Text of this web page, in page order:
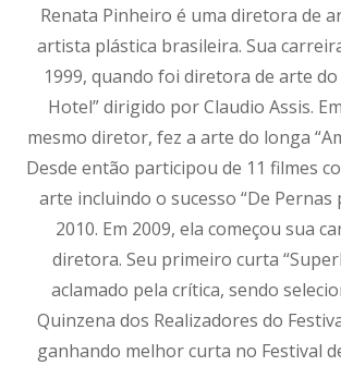
Renata Pinheiro é uma diretora de
artista plástica brasileira. Sua
1999, quando foi diretora de arte do
Hotel” dirigido por Claudio Assis.
mesmo diretor, fez a arte do longa
Desde então participou de 11 filmes
arte incluindo o sucesso “De Pernas
2010. Em 2009, ela começou sua
diretora. Seu primeiro curta
aclamado pela crítica, sendo
Quinzena dos Realizadores do
ganhando melhor curta no Festival